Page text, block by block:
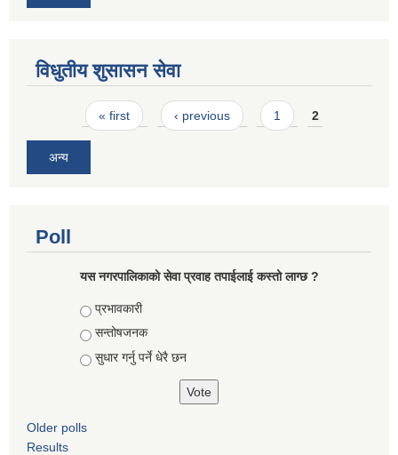
विधुतीय शुसासन सेवा
Pages« first ‹ previous 1 2
अन्य
Poll
यस नगरपालिकाको सेवा प्रवाह तपाईलाई कस्तो लाग्छ ?
Choices
प्रभावकारी
सन्तोषजनक
सुधार गर्नु पर्ने धेरै छन
Older polls
Results